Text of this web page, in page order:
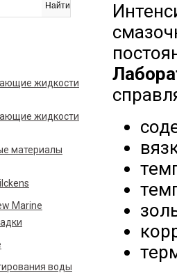
жидкости
жидкости
материалы
Marine
воды